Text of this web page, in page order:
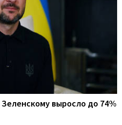
выросло до 74%